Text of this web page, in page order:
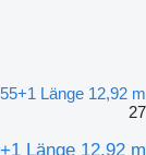
Länge 12,92 m
27
Länge 12,92 m